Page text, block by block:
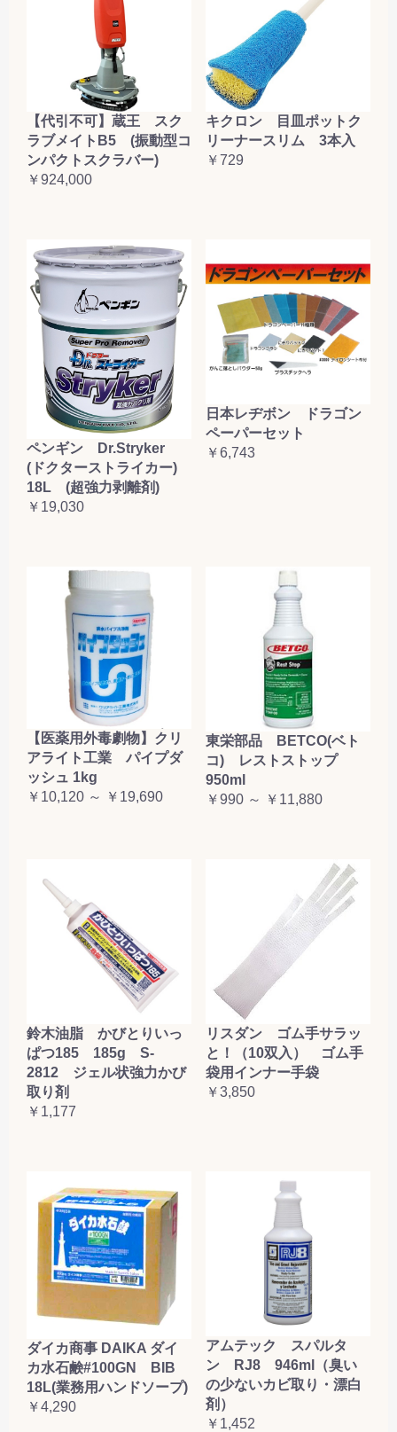
【代引不可】蔵王 スク
ラブメイトB5 (振動型コ
ンパクトスクラバー)
￥924,000
キクロン 目皿ポットク
リーナースリム 3本入
￥729
ペンギン Dr.Stryker
(ドクターストライカー)
18L (超強力剥離剤)
￥19,030
日本レヂボン ドラゴン
ペーパーセット
￥6,743
【医薬用外毒劇物】クリ
アライト工業 パイプダ
ッシュ 1kg
￥10,120 ～ ￥19,690
東栄部品 BETCO(ベト
コ) レストストップ
950ml
￥990 ～ ￥11,880
鈴木油脂 かびとりいっ
ぱつ185 185g S-
2812 ジェル状強力かび
取り剤
￥1,177
リスダン ゴム手サラッ
と！（10双入） ゴム手
袋用インナー手袋
￥3,850
ダイカ商事 DAIKA ダイ
カ水石鹸#100GN BIB
18L(業務用ハンドソープ)
￥4,290
アムテック スパルタ
ン RJ8 946ml（臭い
の少ないカビ取り・漂白
剤）
￥1,452